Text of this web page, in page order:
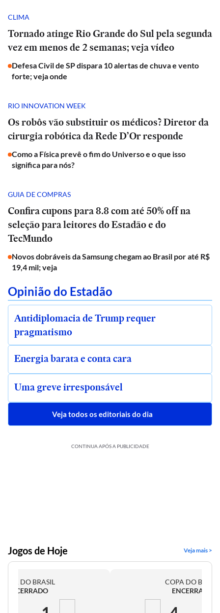
CLIMA
Tornado atinge Rio Grande do Sul pela segunda
vez em menos de 2 semanas; veja vídeo
Defesa Civil de SP dispara 10 alertas de chuva e vento
forte; veja onde
RIO INNOVATION WEEK
Os robôs vão substituir os médicos? Diretor da
cirurgia robótica da Rede D’Or responde
Como a Física prevê o fim do Universo e o que isso
significa para nós?
GUIA DE COMPRAS
Confira cupons para 8.8 com até 50% off na
seleção para leitores do Estadão e do
TecMundo
Novos dobráveis da Samsung chegam ao Brasil por até R$
19,4 mil; veja
Opinião do Estadão
Antidiplomacia de Trump requer
pragmatismo
Energia barata e conta cara
Uma greve irresponsável
Veja todos os editoriais do dia
CONTINUA APÓS A PUBLICIDADE
Jogos de Hoje Veja mais >
DO BRASIL
ENCERRADO
COPA DO
ENCERRADO